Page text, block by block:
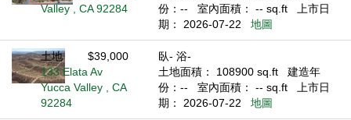
Valley , CA 92284
份：--
室內面積： -- sq.ft
上市日
期： 2026-07-22
地圖
土地
$39,000
133 Elata Av
Yucca Valley , CA
92284
臥- 浴-
土地面積： 108900 sq.ft
建造年
份：--
室內面積： -- sq.ft
上市日
期： 2026-07-22
地圖